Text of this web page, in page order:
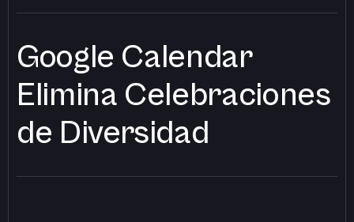
Google Calendar
Elimina Celebraciones
de Diversidad